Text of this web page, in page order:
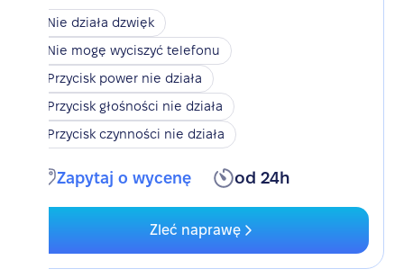
Nie działa dzwięk
Nie mogę wyciszyć telefonu
Przycisk power nie działa
Przycisk głośności nie działa
Przycisk czynności nie działa
Zapytaj o wycenę od 24h
Zleć naprawę